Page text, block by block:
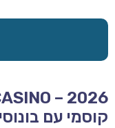
קוסמי עם